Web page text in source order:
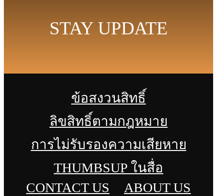
STAY UPDATE
ข้อสงวนสิทธิ์
ลิขสิทธิ์ตามกฎหมาย
การไม่รับรองความเสียหาย
THUMBSUP ในสื่อ
CONTACT US
ABOUT US